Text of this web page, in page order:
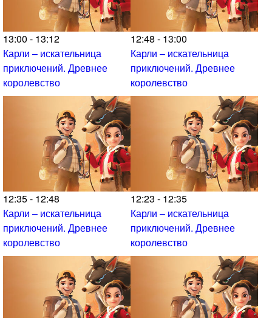
13:00 - 13:12
Карли – искательница
приключений. Древнее
королевство
12:48 - 13:00
Карли – искательница
приключений. Древнее
королевство
12:35 - 12:48
Карли – искательница
приключений. Древнее
королевство
12:23 - 12:35
Карли – искательница
приключений. Древнее
королевство